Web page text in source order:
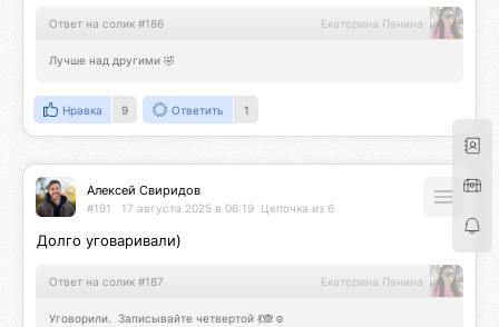
Ответ на солик #186 Екатерина Панина
Лучше над другими 🤣
Нравка 9 Ответить 1
Алексей Свиридов
#191 17 августа 2025 в 06:19 Цепочка из 6
Долго уговаривали)
Ответ на солик #187 Екатерина Панина
Уговорили.  Записывайте четвертой 💃🙈☺️